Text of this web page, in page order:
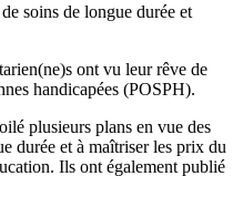
soins de longue durée et
ont vu leur rêve de
handicapées (POSPH).
plusieurs plans en vue des
durée et à maîtriser les prix du
Ils ont également publié